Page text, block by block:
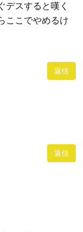
デスすると嘆く
ここでやめるけ
返信
返信